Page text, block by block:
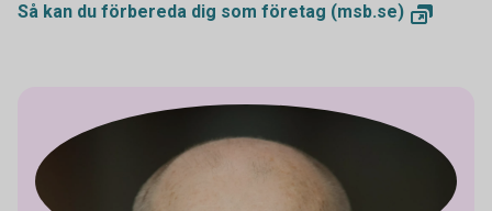
Så kan du förbereda dig som företag (msb.se)